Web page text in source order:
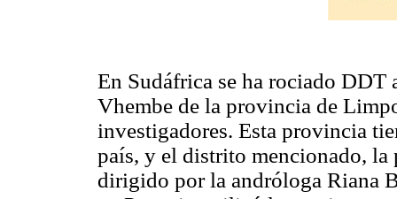
En Sudáfrica se ha rociado DDT
Vhembe de la provincia de
investigadores. Esta provincia
país, y el distrito mencionado, la
dirigido por la andróloga Riana